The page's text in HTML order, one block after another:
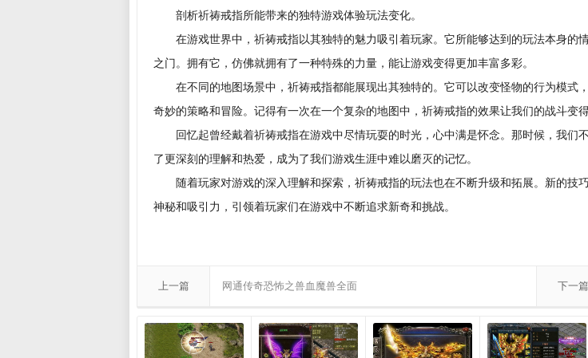
剖析祈祷戒指所能带来的独特游戏体验玩法变化。
在游戏世界中，祈祷戒指以其独特的魅力吸引着玩家。它所能够达到的玩法本身的
之门。拥有它，仿佛就拥有了一种特殊的力量，能让游戏变得更加丰富多彩。
在不同的地图场景中，祈祷戒指都能展现出其独特的。它可以改变怪物的行为模式
奇妙的策略和冒险。记得有一次在一个复杂的地图中，祈祷戒指的效果让我们的战斗变
回忆起曾经戴着祈祷戒指在游戏中尽情玩耍的时光，心中满是怀念。那时候，我们
了更深刻的理解和热爱，成为了我们游戏生涯中难以磨灭的记忆。
随着玩家对游戏的深入理解和探索，祈祷戒指的玩法也在不断升级和拓展。新的技
神秘和吸引力，引领着玩家们在游戏中不断追求新奇和挑战。
上一篇 网通传奇恐怖之兽血魔兽全面 下一篇